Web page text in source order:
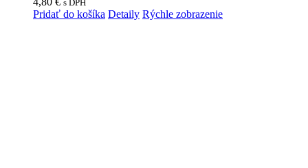
s DPH
Pridať do košíka Detaily Rýchle zobrazenie